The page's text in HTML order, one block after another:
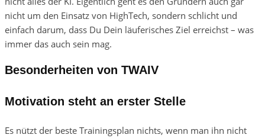
nicht um den Einsatz von HighTech, sondern schlicht und
einfach darum, dass Du Dein läuferisches Ziel erreichst – was
immer das auch sein mag.
Besonderheiten von TWAIV
Motivation steht an erster Stelle
Es nützt der beste Trainingsplan nichts, wenn man ihn nicht